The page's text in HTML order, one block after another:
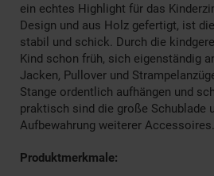
ein echtes Highlight für das
Design und aus Holz gefertigt, ist
stabil und schick. Durch die
Kind schon früh, sich eigenständig
Jacken, Pullover und
Stange ordentlich aufhängen und
praktisch sind die große Schublade
Aufbewahrung weiterer Accessoires.
Produktmerkmale: